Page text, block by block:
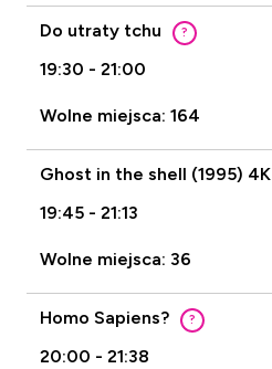
Do utraty tchu ?
19:30 - 21:00
Wolne miejsca: 164
Ghost in the shell (1995) 4K
19:45 - 21:13
Wolne miejsca: 36
Homo Sapiens? ?
20:00 - 21:38